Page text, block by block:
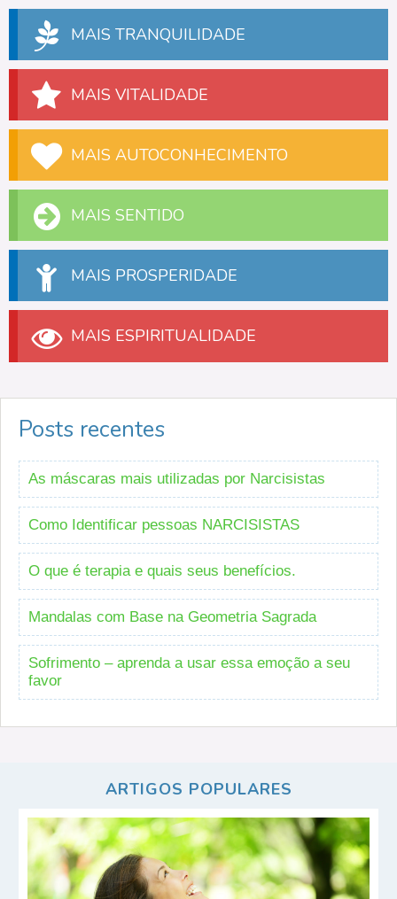
MAIS TRANQUILIDADE
MAIS VITALIDADE
MAIS AUTOCONHECIMENTO
MAIS SENTIDO
MAIS PROSPERIDADE
MAIS ESPIRITUALIDADE
Posts recentes
As máscaras mais utilizadas por Narcisistas
Como Identificar pessoas NARCISISTAS
O que é terapia e quais seus benefícios.
Mandalas com Base na Geometria Sagrada
Sofrimento – aprenda a usar essa emoção a seu
favor
ARTIGOS POPULARES